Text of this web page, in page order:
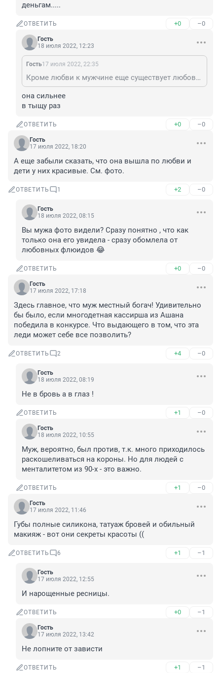
деньгам.....
ОТВЕТИТЬ +0 –0
Гость
18 июля 2022, 12:23
Гость17 июля 2022, 22:35
Кроме любви к мужчине еще существует любовь к деньгам.....
она сильнее
в тыщу раз
ОТВЕТИТЬ +0 –0
Гость
17 июля 2022, 18:20
А еще забыли сказать, что она вышла по любви и
дети у них красивые. См. фото.
ОТВЕТИТЬ 1 +2 –0
Гость
18 июля 2022, 08:15
Вы мужа фото видели? Сразу понятно , что как
только она его увидела - сразу обомлела от
любовных флюидов 😂
ОТВЕТИТЬ +0 –0
Гость
17 июля 2022, 17:18
Здесь главное, что муж местный богач! Удивительно
бы было, если многодетная кассирша из Ашана
победила в конкурсе. Что выдающего в том, что эта
леди может себе все позволить?
ОТВЕТИТЬ 2 +4 –0
Гость
18 июля 2022, 08:19
Не в бровь а в глаз !
ОТВЕТИТЬ +1 –0
Гость
18 июля 2022, 10:55
Муж, вероятно, был против, т.к. много приходилось
раскошеливаться на короны. Но для людей с
менталитетом из 90-х - это важно.
ОТВЕТИТЬ +1 –0
Гость
17 июля 2022, 11:46
Губы полные силикона, татуаж бровей и обильный
макияж - вот они секреты красоты ((
ОТВЕТИТЬ 6 +1 –1
Гость
17 июля 2022, 12:55
И нарощенные ресницы.
ОТВЕТИТЬ +0 –1
Гость
17 июля 2022, 13:42
Не лопните от зависти
ОТВЕТИТЬ +1 –1